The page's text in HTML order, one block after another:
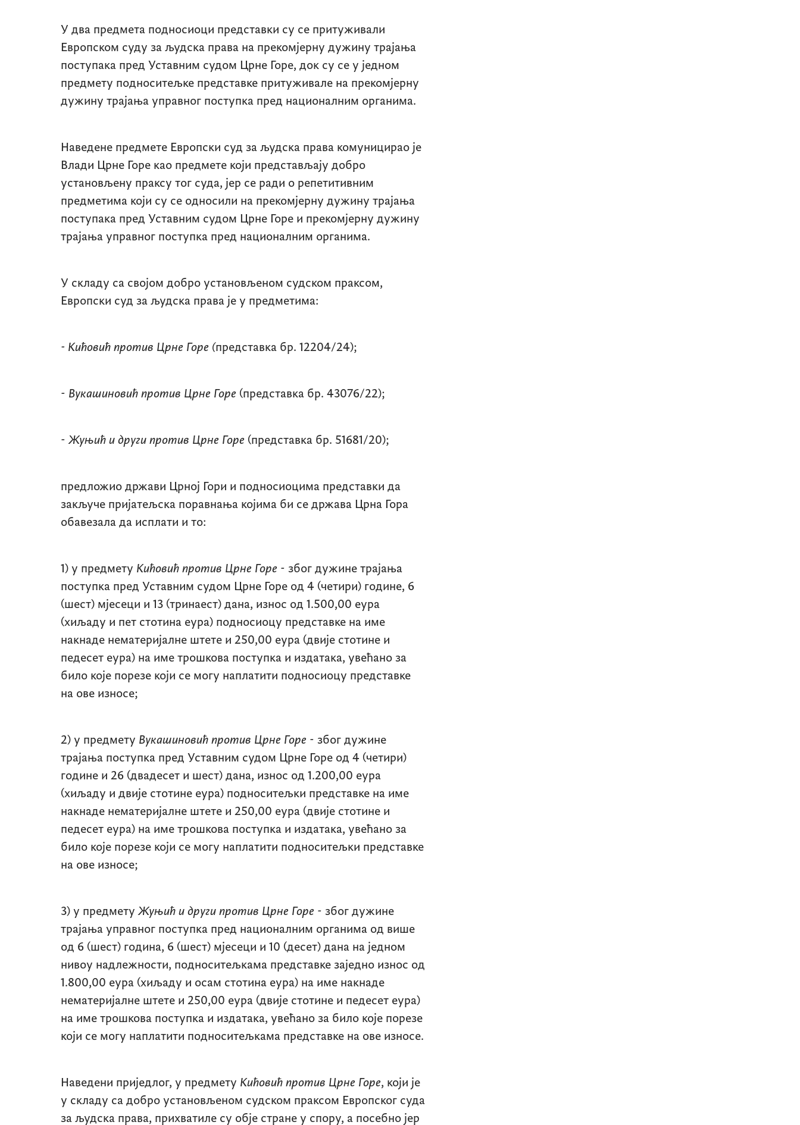
У два предмета подносиоци представки су се притуживали
Европском суду за људска права на прекомјерну дужину трајања
поступака пред Уставним судом Црне Горе, док су се у једном
предмету подноситељке представке притуживале на прекомјерну
дужину трајања управног поступка пред националним органима.
Наведене предмете Европски суд за људска права комуницирао је
Влади Црне Горе као предмете који представљају добро
установљену праксу тог суда, јер се ради о репетитивним
предметима који су се односили на прекомјерну дужину трајања
поступака пред Уставним судом Црне Горе и прекомјерну дужину
трајања управног поступка пред националним органима.
У складу са својом добро установљеном судском праксом,
Европски суд за људска права је у предметима:
- Кићовић против Црне Горе (представка бр. 12204/24);
- Вукашиновић против Црне Горе (представка бр. 43076/22);
-Жуњић и други против Црне Горе (представка бр. 51681/20);
предложио држави Црној Гори и подносиоцима представки да
закључе пријатељска поравнања којима би се држава Црна Гора
обавезала да исплати и то:
1) у предмету Кићовић против Црне Горе - због дужине трајања
поступка пред Уставним судом Црне Горе од 4 (четири) године, 6
(шест) мјесеци и 13 (тринаест) дана, износ од 1.500,00 еура
(хиљаду и пет стотина еура) подносиоцу представке на име
накнаде нематеријалне штете и 250,00 еура (двије стотине и
педесет еура) на име трошкова поступка и издатака, увећано за
било које порезе који се могу наплатити подносиоцу представке
на ове износе;
2) у предмету Вукашиновић против Црне Горе - због дужине
трајања поступка пред Уставним судом Црне Горе од 4 (четири)
године и 26 (двадесет и шест) дана, износ од 1.200,00 еура
(хиљаду и двије стотине еура) подноситељки представке на име
накнаде нематеријалне штете и 250,00 еура (двије стотине и
педесет еура) на име трошкова поступка и издатака, увећано за
било које порезе који се могу наплатити подноситељки представке
на ове износе;
3) у предметуЖуњић и други против Црне Горе - због дужине
трајања управног поступка пред националним органима од више
од 6 (шест) година, 6 (шест) мјесеци и 10 (десет) дана на једном
нивоу надлежности, подноситељкама представке заједно износ од
1.800,00 еура (хиљаду и осам стотина еура) на име накнаде
нематеријалне штете и 250,00 еура (двије стотине и педесет еура)
на име трошкова поступка и издатака, увећано за било које порезе
који се могу наплатити подноситељкама представке на ове износе.
Наведени приједлог, у предмету Кићовић против Црне Горе, који је
у складу са добро установљеном судском праксом Европског суда
за људска права, прихватиле су обје стране у спору, а посебно јер